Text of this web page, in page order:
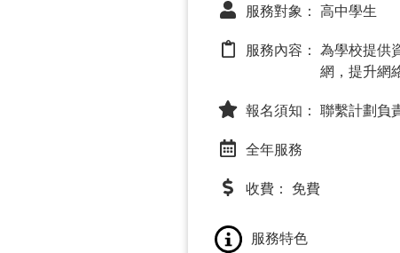
服務對象： 高中學生
服務內容： 為學校提供
網，提升網
報名須知： 聯繫計劃負
全年服務
收費： 免費
服務特色